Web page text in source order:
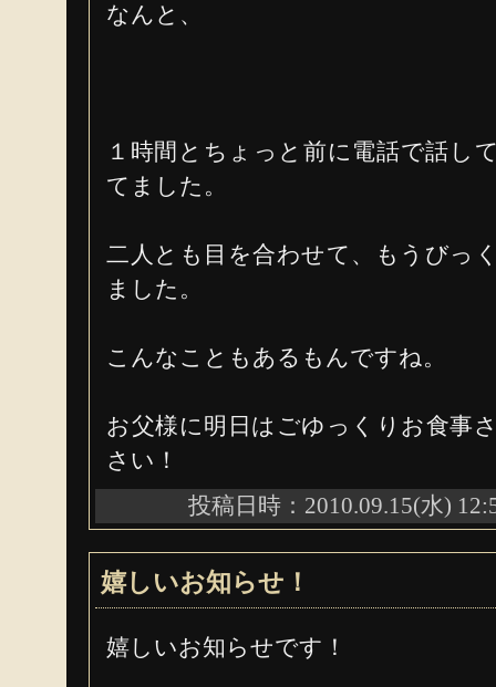
なんと、
１時間とちょっと前に電話で話し
てました。
二人とも目を合わせて、もうびっ
ました。
こんなこともあるもんですね。
お父様に明日はごゆっくりお食事
さい！
投稿日時：2010.09.15(水)
嬉しいお知らせ！
嬉しいお知らせです！